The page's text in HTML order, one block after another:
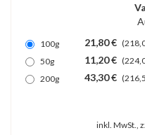
100g 21,80 €
50g
11,20 €
200g
43,30 €
inkl. MwSt.,